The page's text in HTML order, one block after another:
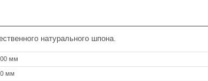
натурального шпона.
мм
мм